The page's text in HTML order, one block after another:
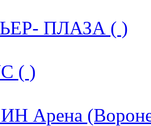
ПЛАЗА ( )
( )
Арена